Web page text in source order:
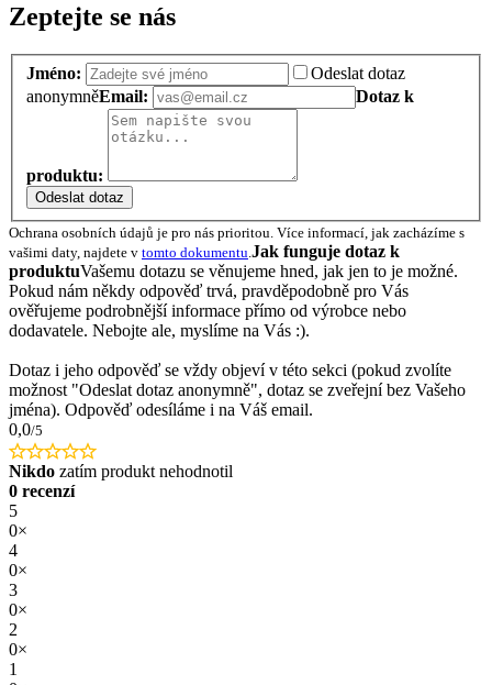
Zeptejte se nás
Jméno:
Odeslat dotaz
anonymněEmail: Dotaz k
produktu:
Odeslat dotaz
Ochrana osobních údajů je pro nás prioritou. Více informací, jak zacházíme s
vašimi daty, najdete v tomto dokumentu.Jak funguje dotaz k
produktuVašemu dotazu se věnujeme hned, jak jen to je možné.
Pokud nám někdy odpověď trvá, pravděpodobně pro Vás
ověřujeme podrobnější informace přímo od výrobce nebo
dodavatele. Nebojte ale, myslíme na Vás :).
Dotaz i jeho odpověď se vždy objeví v této sekci (pokud zvolíte
možnost "Odeslat dotaz anonymně", dotaz se zveřejní bez Vašeho
jména). Odpověď odesíláme i na Váš email.
0,0/5
Nikdo zatím produkt nehodnotil
0 recenzí
5
0×
4
0×
3
0×
2
0×
1